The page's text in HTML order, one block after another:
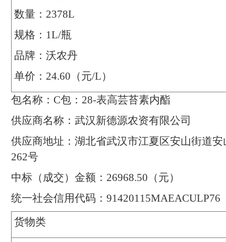
数量 ： 2378L
规格： 1L/瓶
品牌：沃农丹
单价： 24.60 （元/L）
包名称： C包： 28-表高芸苔素内酯
供应商名称： 武汉新德源农资有限公司
供应商地址： 湖北省武汉市江夏区安山街道
262号
中标（成交）金额： 26968.50 （元）
统一社会信用代码： 91420115MAEACULP76
货物类